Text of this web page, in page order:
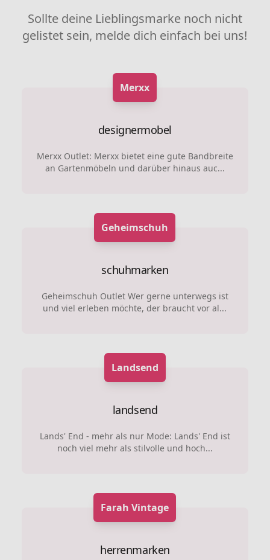
Sollte deine Lieblingsmarke noch nicht
gelistet sein, melde dich einfach bei uns!
Merxx
designermobel
Merxx Outlet: Merxx bietet eine gute Bandbreite
an Gartenmöbeln und darüber hinaus auc...
Geheimschuh
schuhmarken
Geheimschuh Outlet Wer gerne unterwegs ist
und viel erleben möchte, der braucht vor al...
Landsend
landsend
Lands' End - mehr als nur Mode: Lands' End ist
noch viel mehr als stilvolle und hoch...
Farah Vintage
herrenmarken